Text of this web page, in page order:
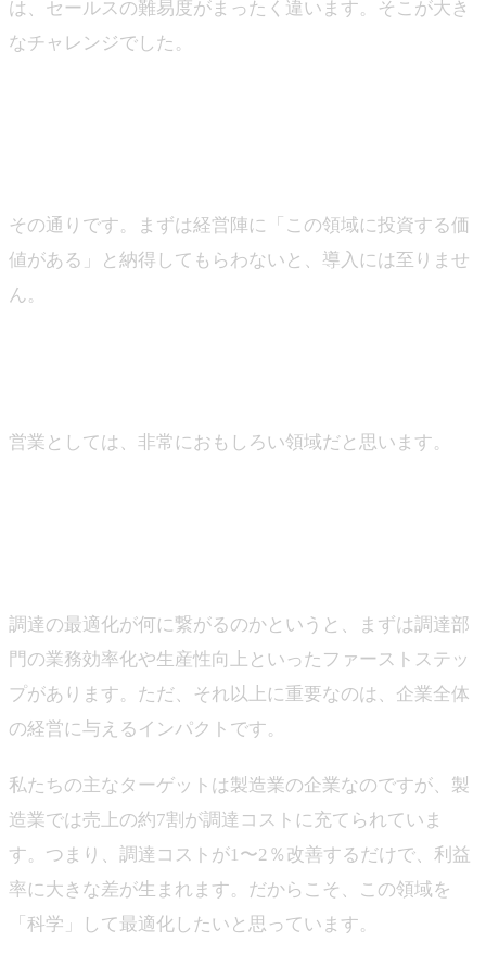
は、セールスの難易度がまったく違います。そこが大き
なチャレンジでした。
その通りです。まずは経営陣に「この領域に投資する価
値がある」と納得してもらわないと、導入には至りませ
ん。
営業としては、非常におもしろい領域だと思います。
調達の最適化が何に繋がるのかというと、まずは調達部
門の業務効率化や生産性向上といったファーストステッ
プがあります。ただ、それ以上に重要なのは、企業全体
の経営に与えるインパクトです。
私たちの主なターゲットは製造業の企業なのですが、製
造業では売上の約7割が調達コストに充てられていま
す。つまり、調達コストが1〜2％改善するだけで、利益
率に大きな差が生まれます。だからこそ、この領域を
「科学」して最適化したいと思っています。